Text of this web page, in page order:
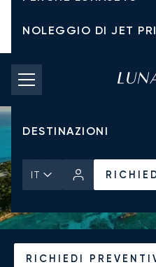
NOLEGGIO DI JET
TARIFFE DI NOLEGGIO
JET PRIVATI
DESTINAZIONI
IT
RICHIEDI